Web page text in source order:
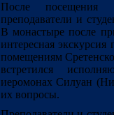
После посещения
преподаватели и
В монастыре после
интересная
помещениям
встретился
иеромонах Силуан
их вопросы.